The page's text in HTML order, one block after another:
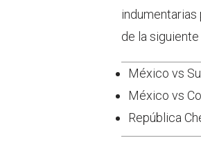
de la siguiente
México vs
México vs
República